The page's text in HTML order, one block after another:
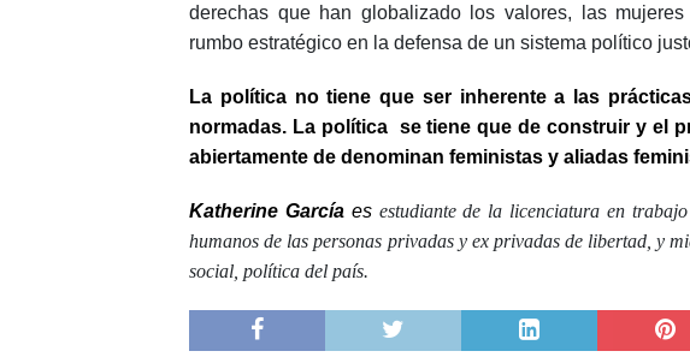
derechas que han globalizado los valores, las
rumbo estratégico en la defensa de un sistema político
La política no tiene que ser inherente a las
normadas. La política se tiene que de construir y el
abiertamente de denominan feministas y aliadas
Katherine García es estudiante de la licenciatura en
humanos de las personas privadas y ex privadas de libertad, y
social, política del país.